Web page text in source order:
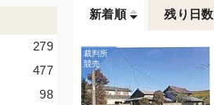
新着順 残り日数
279
477
98